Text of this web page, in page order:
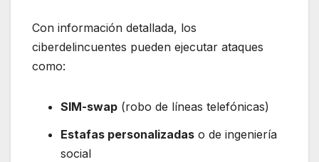
Con información detallada, los
ciberdelincuentes pueden ejecutar ataques
como:
SIM-swap (robo de líneas telefónicas)
Estafas personalizadas o de ingeniería
social